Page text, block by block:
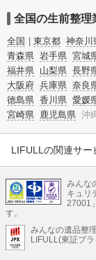
全国の生前整理
全国 東京都 神奈川
青森県 岩手県 宮城
福井県 山梨県 長野
大阪府 兵庫県 奈良
徳島県 香川県 愛媛
宮崎県 鹿児島県 沖
LIFULLの関連サー
不動産・住宅
引越
不動産クラウドフ
LIFULL HOME'Sの
不動産・住宅
みんな
キュリ
27001
す。
みんなの遺品整
LIFULL(東証プ